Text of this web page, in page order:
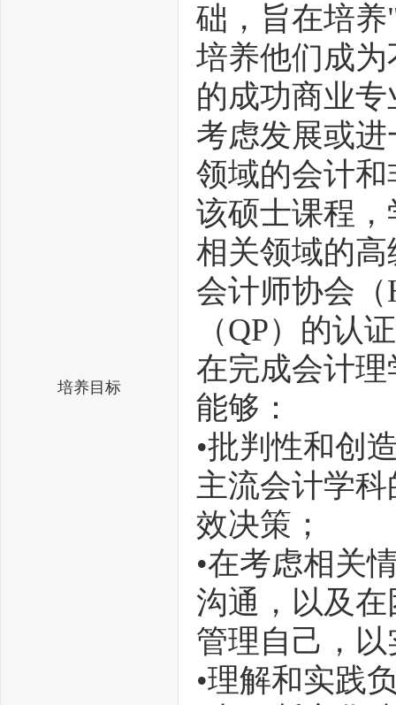
培养目标
础，旨在培
培养他们成
的成功商业
考虑发展或
领域的会计
该硕士课程
相关领域的
会计师协会
（QP）的认
在完成会计
能够：
•批判性和创
主流会计学
效决策；
•在考虑相关
沟通，以及
管理自己，
•理解和实践